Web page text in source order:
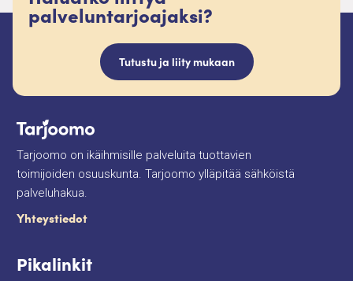
palveluntarjoajaksi?
Tutustu ja liity mukaan
Tarjoomo on ikäihmisille palveluita tuottavien
toimijoiden osuuskunta. Tarjoomo ylläpitää sähköistä
palveluhakua.
Yhteystiedot
Pikalinkit